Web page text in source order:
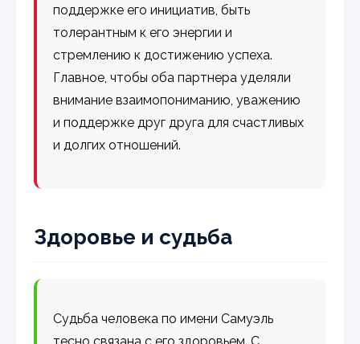
поддержке его инициатив, быть
толерантным к его энергии и
стремлению к достижению успеха.
Главное, чтобы оба партнера уделяли
внимание взаимопониманию, уважению
и поддержке друг друга для счастливых
и долгих отношений.
Здоровье и судьба
Судьба человека по имени Самуэль